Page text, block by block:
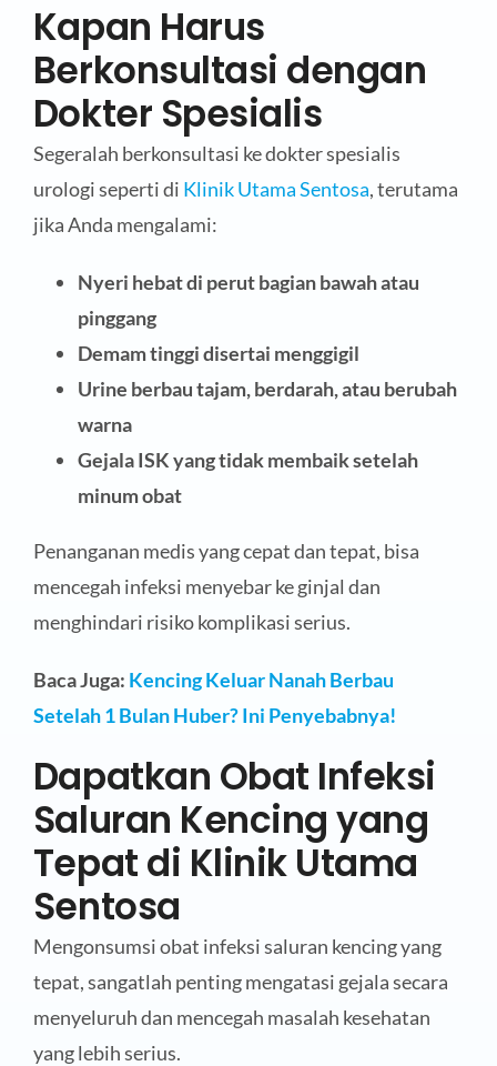
Kapan Harus
Berkonsultasi dengan
Dokter Spesialis
Segeralah berkonsultasi ke dokter spesialis
urologi seperti di Klinik Utama Sentosa, terutama
jika Anda mengalami:
Nyeri hebat di perut bagian bawah atau
pinggang
Demam tinggi disertai menggigil
Urine berbau tajam, berdarah, atau berubah
warna
Gejala ISK yang tidak membaik setelah
minum obat
Penanganan medis yang cepat dan tepat, bisa
mencegah infeksi menyebar ke ginjal dan
menghindari risiko komplikasi serius.
Baca Juga: Kencing Keluar Nanah Berbau
Setelah 1 Bulan Huber? Ini Penyebabnya!
Dapatkan Obat Infeksi
Saluran Kencing yang
Tepat di Klinik Utama
Sentosa
Mengonsumsi obat infeksi saluran kencing yang
tepat, sangatlah penting mengatasi gejala secara
menyeluruh dan mencegah masalah kesehatan
yang lebih serius.